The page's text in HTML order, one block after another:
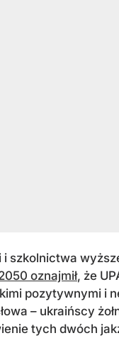
i szkolnictwa
oznajmił, że
pozytywnymi i
– ukraińscy
tych dwóch